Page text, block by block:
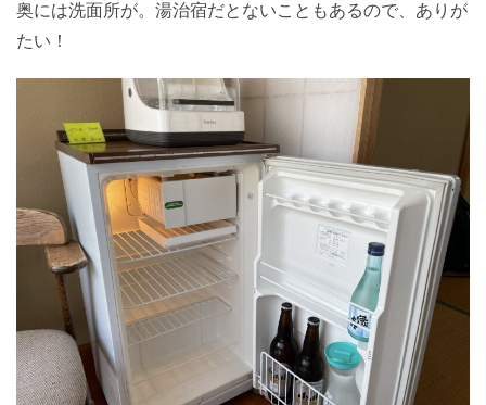
奥には洗面所が。湯治宿だとないこともあるので、ありが
たい！